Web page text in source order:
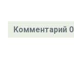
Комментарий 0